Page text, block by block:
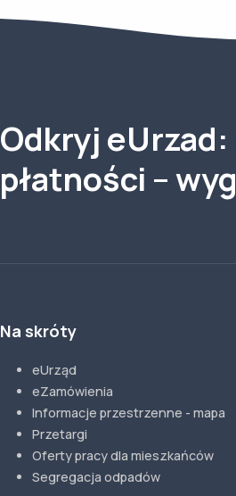
Odkryj
płatności –
Na skróty
eUrząd
eZamówienia
Informacje przestrzenne - mapa
Przetargi
Oferty pracy dla mieszkańców
Segregacja odpadów